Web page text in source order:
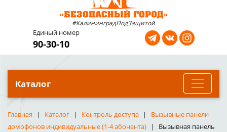
#КалининградПодЗащитой
Единый номер
90-30-10
Каталог
Главная Каталог Контроль доступа
Вызывные панели
домофонов индивидуальные (1-4 абонента)
Вызывная панель